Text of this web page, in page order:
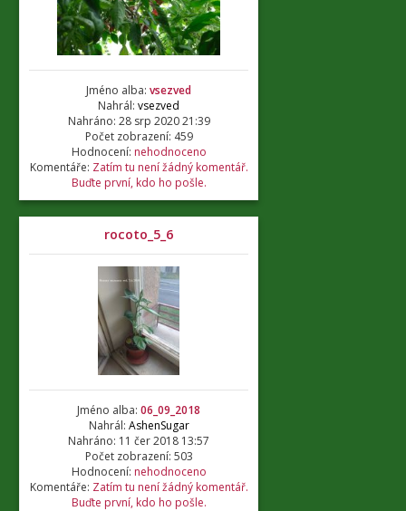
Jméno alba: vsezved
Nahrál: vsezved
Nahráno: 28 srp 2020 21:39
Počet zobrazení: 459
Hodnocení: nehodnoceno
Komentáře: Zatím tu není žádný komentář.
Buďte první, kdo ho pošle.
rocoto_5_6
Jméno alba: 06_09_2018
Nahrál: AshenSugar
Nahráno: 11 čer 2018 13:57
Počet zobrazení: 503
Hodnocení: nehodnoceno
Komentáře: Zatím tu není žádný komentář.
Buďte první, kdo ho pošle.